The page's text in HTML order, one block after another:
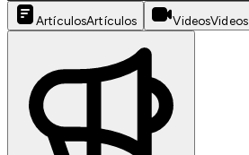
ArtículosArtículos VideosVideos